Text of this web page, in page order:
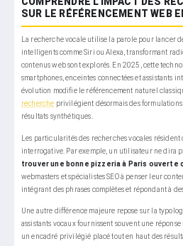
SUR LE RÉFÉRENCEMENT WEB
La recherche vocale utilise la parole pour lancer
intelligents comme Siri ou Alexa, transformant
contenus web sont explorés. En 2025, cette
smartphones, enceintes connectées et assistants
évolution modifie le référencement naturel
recherche privilégient désormais des
résultats synthétiques.
Les particularités des recherches vocales
interrogative. Par exemple, un utilisateur ne dira
trouver une bonne pizzeria à Paris ouverte
webmasters et spécialistes SEO à penser leur
intégrant des phrases complètes et répondant à
Une autre différence majeure repose sur la
assistants vocaux fournissent souvent une
un encadré privilégié placé tout en haut des